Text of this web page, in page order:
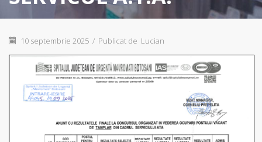
10 septembrie 2025 / Publicat de Lucian